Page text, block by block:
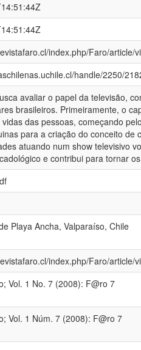
index.php/Faro/article/
handle/2250/
avaliar o papel da televisão,
brasileiros. Primeiramente, o
das pessoas, começando
para a criação do conceito
atuando num show televisivo
e contribui para tornar
Playa Ancha, Valparaíso, Chile
index.php/Faro/article/
Vol. 1 No. 7 (2008): F@ro 7
Vol. 1 Núm. 7 (2008): F@ro 7